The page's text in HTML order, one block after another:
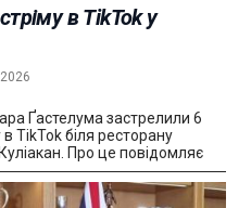
в TikTok у
Ґастелума застрелили 6
TikTok біля ресторану
Про це повідомляє